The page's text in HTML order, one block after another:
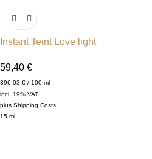
Instant Teint Love light
59,40 €
396,03 € / 100 ml
incl. 19% VAT
plus Shipping Costs
15 ml